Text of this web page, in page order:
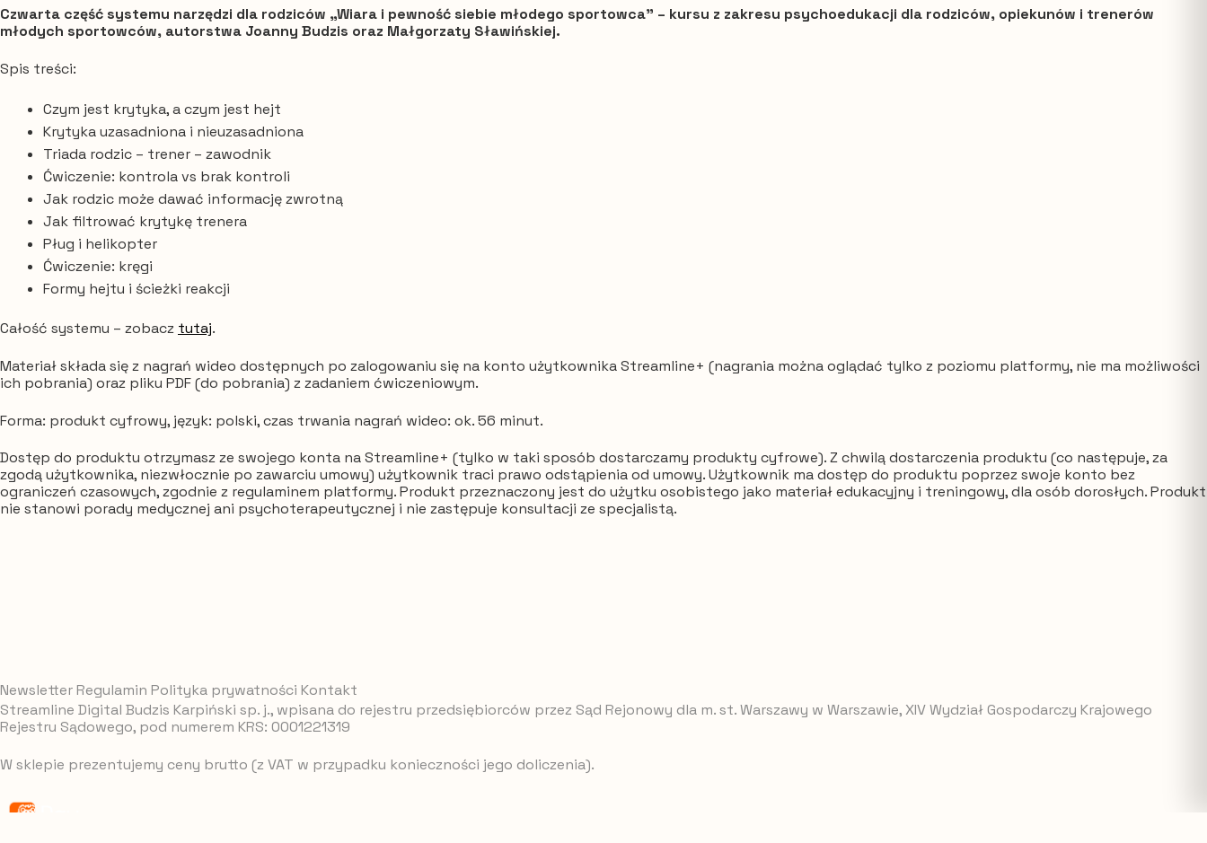
i
reagowanie
hejt
(produkt
cyfrowy)
Czwarta część systemu narzędzi dla rodziców „Wiara i pewność siebie młodego sportowca” – kursu z zakresu psychoedukacji dla rodziców, opiekunów i trenerów
młodych sportowców, autorstwa Joanny Budzis oraz Małgorzaty Sławińskiej.
Spis treści:
Czym jest krytyka, a czym jest hejt
Krytyka uzasadniona i nieuzasadniona
Triada rodzic – trener – zawodnik
Ćwiczenie: kontrola vs brak kontroli
Jak rodzic może dawać informację zwrotną
Jak filtrować krytykę trenera
Pług i helikopter
Ćwiczenie: kręgi
Formy hejtu i ścieżki reakcji
Całość systemu – zobacz tutaj.
Materiał składa się z nagrań wideo dostępnych po zalogowaniu się na konto użytkownika Streamline+ (nagrania można oglądać tylko z poziomu platformy, nie ma możliwości
ich pobrania) oraz pliku PDF (do pobrania) z zadaniem ćwiczeniowym.
Forma: produkt cyfrowy, język: polski, czas trwania nagrań wideo: ok. 56 minut.
Dostęp do produktu otrzymasz ze swojego konta na Streamline+ (tylko w taki sposób dostarczamy produkty cyfrowe). Z chwilą dostarczenia produktu (co następuje, za
zgodą użytkownika, niezwłocznie po zawarciu umowy) użytkownik traci prawo odstąpienia od umowy. Użytkownik ma dostęp do produktu poprzez swoje konto bez
ograniczeń czasowych, zgodnie z regulaminem platformy. Produkt przeznaczony jest do użytku osobistego jako materiał edukacyjny i treningowy, dla osób dorosłych. Produkt
nie stanowi porady medycznej ani psychoterapeutycznej i nie zastępuje konsultacji ze specjalistą.
NewsletterRegulamin Polityka prywatności Kontakt
Streamline Digital Budzis Karpiński sp. j., wpisana do rejestru przedsiębiorców przez Sąd Rejonowy dla m. st. Warszawy w Warszawie, XIV Wydział Gospodarczy Krajowego
Rejestru Sądowego, pod numerem KRS: 0001221319
W sklepie prezentujemy ceny brutto (z VAT w przypadku konieczności jego doliczenia).